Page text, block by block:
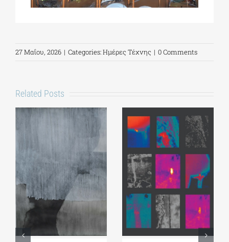
27 Μαΐου, 2026 | Categories:Ημέρες Τέχνης | 0 Comments
Related Posts